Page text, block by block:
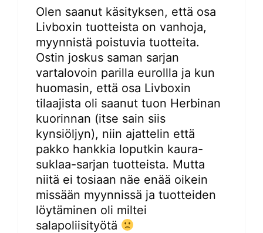
Olen saanut käsityksen, että osa
Livboxin tuotteista on vanhoja,
myynnistä poistuvia tuotteita.
Ostin joskus saman sarjan
vartalovoin parilla eurollla ja kun
huomasin, että osa Livboxin
tilaajista oli saanut tuon Herbinan
kuorinnan (itse sain siis
kynsiöljyn), niin ajattelin että
pakko hankkia loputkin kaura-
suklaa-sarjan tuotteista. Mutta
niitä ei tosiaan näe enää oikein
missään myynnissä ja tuotteiden
löytäminen oli miltei
salapoliisityötä